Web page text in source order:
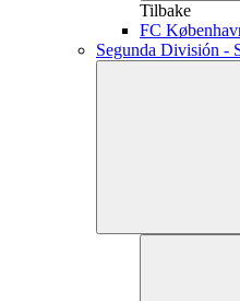
Tilbake
FC
Segunda División -